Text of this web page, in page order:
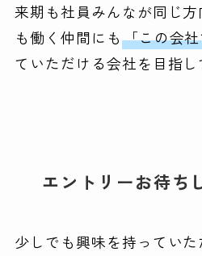
来期も社員みんなが同じ
も働く仲間にも 「この会
ていただける会社を目指し
エントリーお待ち
少しでも興味を持ってい